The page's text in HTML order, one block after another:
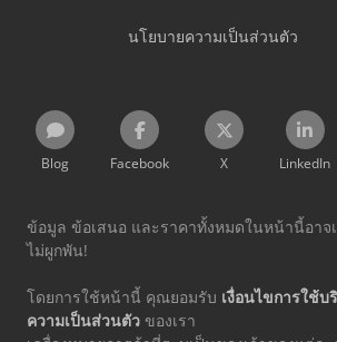
นโยบายความเป็นส่วนตัว
Blog Facebook X LinkedIn
ข้อมูล ข้อเสนอ และราคาทั้งหมดในหน้านี้อาจ
ไม่ผูกพัน!
โดยการใช้หน้านี้ คุณยอมรับ เงื่อนไขการใช้บ
ความเป็นส่วนตัว ของเรา